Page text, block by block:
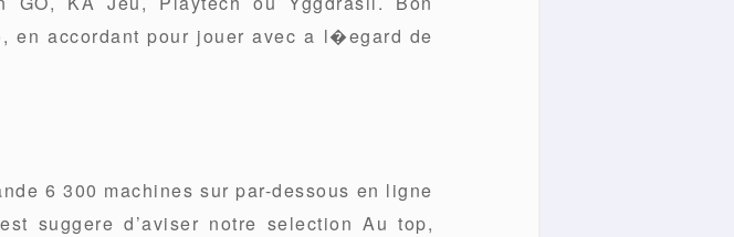
en accordant pour jouer avec a l�egard de
6 300 machines sur par-dessous en ligne
suggere d’aviser notre selection Au top,